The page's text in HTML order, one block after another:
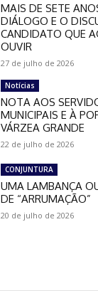
MAIS DE SETE
DIÁLOGO E O
CANDIDATO QUE
OUVIR
27 de julho de 2026
Notícias
NOTA AOS
MUNICIPAIS E À
VÁRZEA GRANDE
22 de julho de 2026
CONJUNTURA
UMA LAMBANÇA
DE “ARRUMAÇÃO”
20 de julho de 2026